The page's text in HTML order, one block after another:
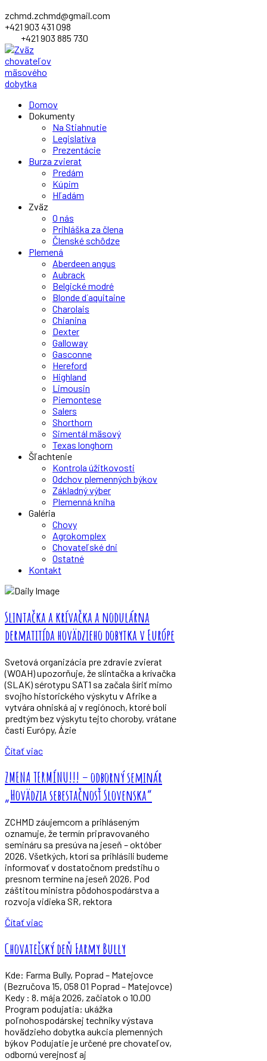
zchmd.zchmd@gmail.com
+421 903 431 098
+421 903 885 730
ProfileDomov
Dokumenty
Na Stiahnutie
Legislatíva
Prezentácie
Burza zvierat
Predám
Kúpim
Hľadám
Zväz
O nás
Prihláška za člena
Členské schôdze
Plemená
Aberdeen angus
Aubrack
Belgické modré
Blonde d´aquitaine
Charolais
Chianina
Dexter
Galloway
Gasconne
Hereford
Highland
Limousin
Piemontese
Salers
Shorthorn
Simentál mäsový
Texas longhorn
Šľachtenie
Kontrola úžitkovosti
Odchov plemenných býkov
Základný výber
Plemenná kniha
Galéria
Chovy
Agrokomplex
Chovateľské dni
Ostatné
Kontakt
Slintačka a krívačka a nodulárna
dermatitída hovädzieho dobytka v Európe
Svetová organizácia pre zdravie zvierat
(WOAH) upozorňuje, že slintačka a krívačka
(SLAK) sérotypu SAT1 sa začala šíriť mimo
svojho historického výskytu v Afrike a
vytvára ohniská aj v regiónoch, ktoré boli
predtým bez výskytu tejto choroby, vrátane
častí Európy, Ázie
Čítať viac
ZMENA TERMÍNU!!! – odborný seminár
„Hovädzia sebestačnosť Slovenska“
ZCHMD záujemcom a prihláseným
oznamuje, že termín pripravovaného
semináru sa presúva na jeseň – október
2026. Všetkých, ktorí sa prihlásili budeme
informovať v dostatočnom predstihu o
presnom termíne na jeseň 2026. Pod
záštitou ministra pôdohospodárstva a
rozvoja vidieka SR, rektora
Čítať viac
Chovateľský deň Farmy Bully
Kde: Farma Bully, Poprad – Matejovce
(Bezručova 15, 058 01 Poprad – Matejovce)
Kedy : 8. mája 2026, začiatok o 10.00
Program podujatia: ukážka
poľnohospodárskej techniky výstava
hovädzieho dobytka aukcia plemenných
býkov Podujatie je určené pre chovateľov,
odbornú verejnosť aj